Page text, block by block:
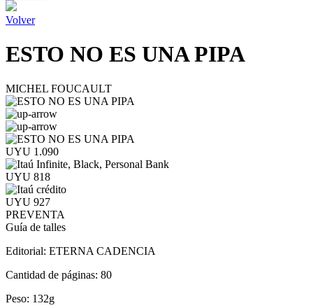
Volver
ESTO NO ES UNA PIPA
MICHEL FOUCAULT
UYU 1.090
UYU 818
UYU 927
PREVENTA
Guía de talles
Editorial: ETERNA CADENCIA
Cantidad de páginas: 80
Peso: 132g